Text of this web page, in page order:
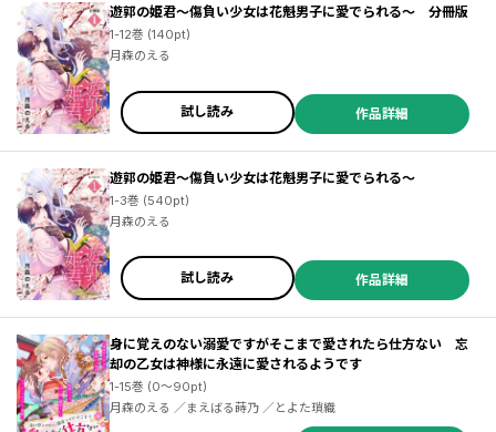
遊郭の姫君～傷負い少女は花魁男子に愛でられる～ 分冊版
1-12巻 (140pt)
月森のえる
試し読み 作品詳細
遊郭の姫君～傷負い少女は花魁男子に愛でられる～
1-3巻 (540pt)
月森のえる
試し読み 作品詳細
身に覚えのない溺愛ですがそこまで愛されたら仕方ない 忘
却の乙女は神様に永遠に愛されるようです
1-15巻 (0～90pt)
月森のえる ／まえばる蒔乃 ／とよた瑣織